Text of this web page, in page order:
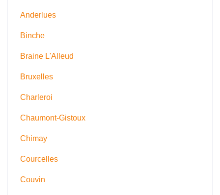
Anderlues
Binche
Braine L'Alleud
Bruxelles
Charleroi
Chaumont-Gistoux
Chimay
Courcelles
Couvin